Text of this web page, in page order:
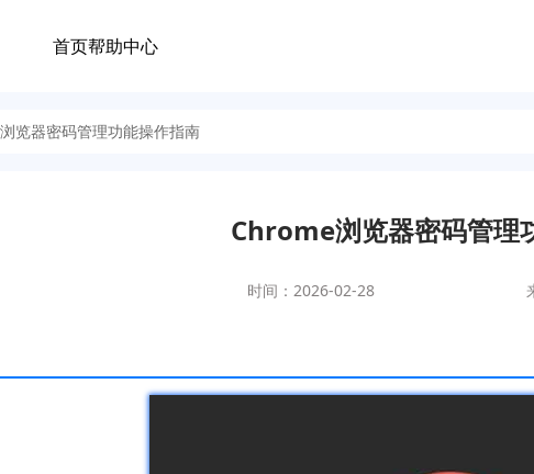
首页帮助中心
览器密码管理功能操作指南
Chrome浏览器密码管理
时间：2026-02-28